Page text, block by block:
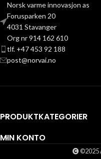
Norsk varme innovasjon as
Forusparken 20
4031 Stavanger
Org nr 914 162 610
tlf. +47 453 92 188
post@norvai.no
PRODUKTKATEGORIER
MIN KONTO
©2025